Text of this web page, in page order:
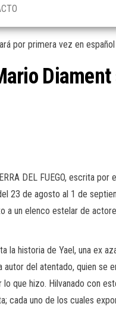
DEL FUEGO, escrita
23 de agosto al 1 de
un elenco estelar de
la historia de Yael, una
del atentado, quien se
que hizo. Hilvanado con
cada uno de los cuales